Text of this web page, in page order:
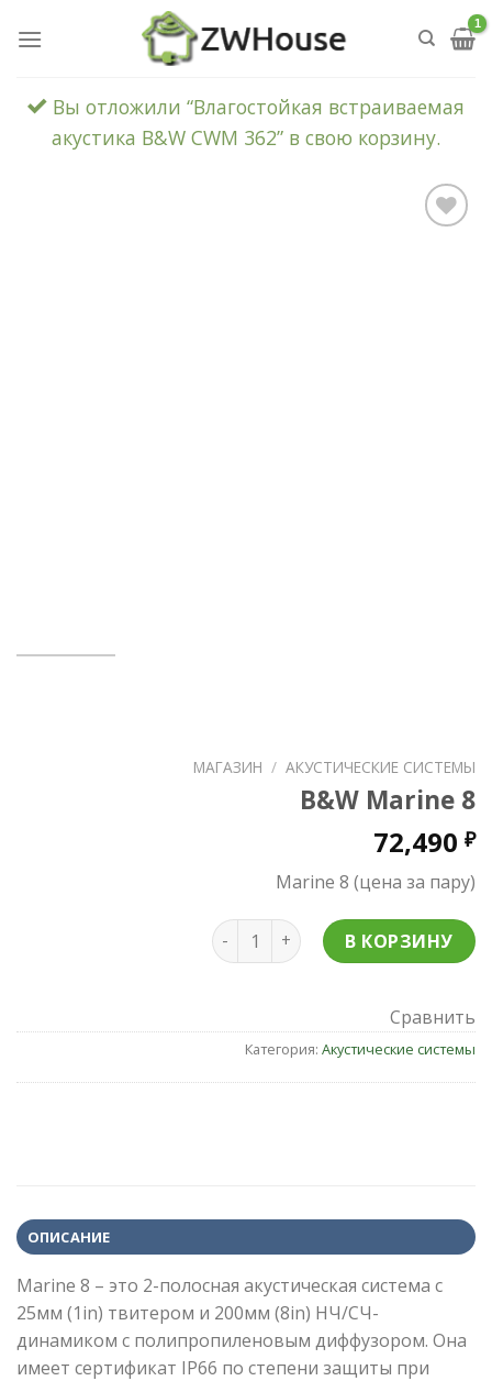
Вы отложили “Влагостойкая встраиваемая
акустика B&W CWM 362” в свою корзину.
МАГАЗИН / АКУСТИЧЕСКИЕ СИСТЕМЫ
B&W Marine 8
72,490 ₽
Marine 8 (цена за пару)
Количество B&W Marine 8
В КОРЗИНУ
Сравнить
Категория: Акустические системы
ОПИСАНИЕ
Marine 8 – это 2-полосная акустическая система с
25мм (1in) твитером и 200мм (8in) НЧ/СЧ-
динамиком с полипропиленовым диффузором. Она
имеет сертификат IP66 по степени защиты при